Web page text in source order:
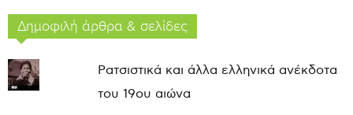
Δημοφιλή άρθρα & σελίδες
Ρατσιστικά και άλλα ελληνικά ανέκδοτα
του 19ου αιώνα